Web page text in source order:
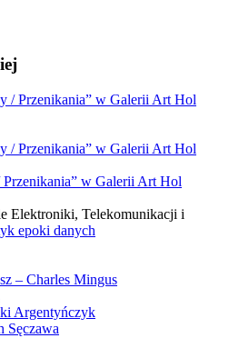
w Galerii Art Hol
Elektroniki, Telekomunikacji i
epoki danych
– Charles Mingus
Argentyńczyk
Sęczawa